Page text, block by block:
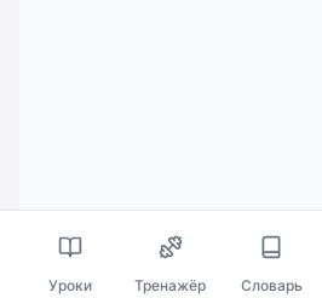
Уроки Тренажёр Словарь